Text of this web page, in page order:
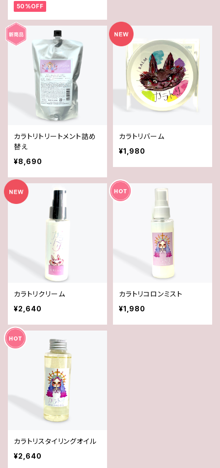
50%OFF
カラトリトリートメント詰め
替え
¥8,690
カラトリバーム
¥1,980
カラトリクリーム
¥2,640
カラトリコロンミスト
¥1,980
カラトリスタイリングオイル
¥2,640